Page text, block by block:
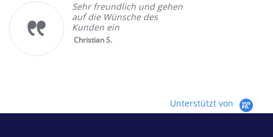
Sehr freundlich und gehen
auf die Wünsche des
Kunden ein
Christian S.
Unterstützt von